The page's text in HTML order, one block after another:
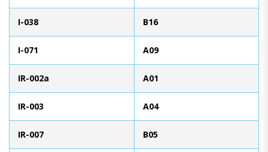
I-038 B16
I-071 A09
IR-002a A01
IR-003 A04
IR-007 B05